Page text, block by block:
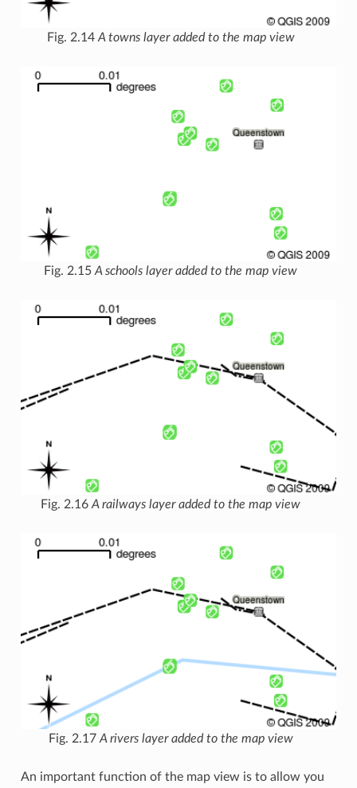
Fig. 2.14 A towns layer added to the map view
Fig. 2.15 A schools layer added to the map view
Fig. 2.16A railways layer added to the map view
Fig. 2.17 A rivers layer added to the map view
An important function of the map view is to allow you